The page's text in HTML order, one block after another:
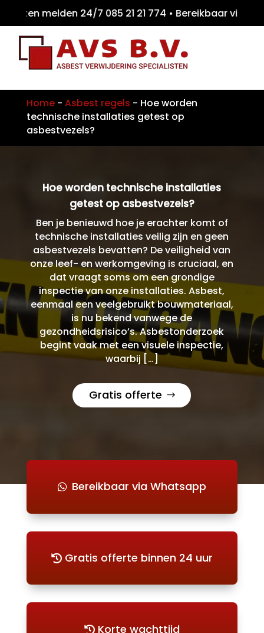
melden 24/7 085 21 21 774 •
Home- Asbest regels - Hoe worden
technische installaties getest op
asbestvezels?
Hoe worden technische installaties
getest op asbestvezels?
Ben je benieuwd hoe je erachter komt of
technische installaties veilig zijn en geen
asbestvezels bevatten? De veiligheid van
onze leef- en werkomgeving is cruciaal, en
dat vraagt soms om een grondige
inspectie van onze installaties. Asbest,
eenmaal een veelgebruikt bouwmateriaal,
is nu bekend vanwege de
gezondheidsrisico’s. Asbestonderzoek
begint vaak met een visuele inspectie,
waarbij […]
Gratis offerte
Bereikbaar via Whatsapp
Gratis offerte binnen 24 uur
Korte wachttijd